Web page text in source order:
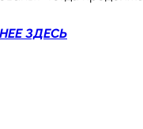
ЗДЕСЬ